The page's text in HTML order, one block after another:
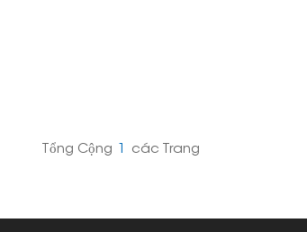
Tổng Cộng 1 Các Trang